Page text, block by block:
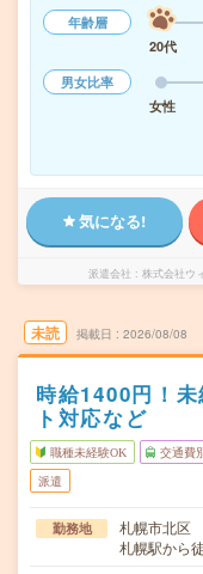
年齢層
20代
男女比率
女性
気になる!
派遣会社 株式会社ウ
未読 掲載日 2026/08/08
時給1400円！
ト対応など
職種未経験OK 交通費
派遣
勤務地
札幌市北区
札幌駅から